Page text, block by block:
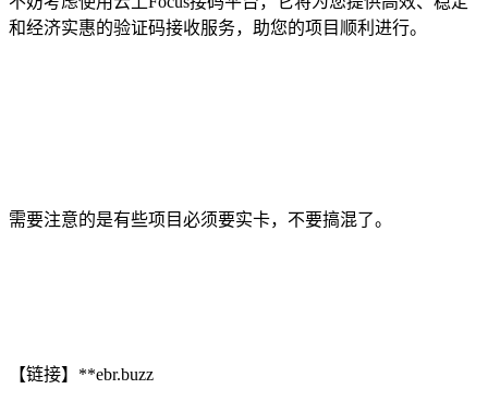
和经济实惠的验证码接收服务，助您的项目顺利进行。
需要注意的是有些项目必须要实卡，不要搞混了。
【链接】**ebr.buzz